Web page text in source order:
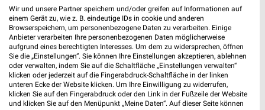
weekli - Prospekte & Angebote App
Alle EURONICS Angebote immer griffbereit – mit der
kostenlosen weekli App für iOS & Android.
✔Standortgenaue Angebote
✔Folge deinem Lieblingshändler
Wir und unsere Partner speichern und/oder greifen auf Informationen auf
einem Gerät zu, wie z. B. eindeutige IDs in cookie und anderen
Browserspeichern, um personenbezogene Daten zu verarbeiten. Einige
Anbieter verarbeiten Ihre personenbezogenen Daten möglicherweise
aufgrund eines berechtigten Interesses. Um dem zu widersprechen, öffnen
Sie die „Einstellungen“. Sie können Ihre Einstellungen akzeptieren, ablehnen
oder verwalten, indem Sie auf die Schaltfläche „Einstellungen verwalten“
klicken oder jederzeit auf die Fingerabdruck-Schaltfläche in der linken
unteren Ecke der Website klicken. Um Ihre Einwilligung zu widerrufen,
klicken Sie auf den Fingerabdruck oder den Link in der Fußzeile der Website
und klicken Sie auf den Menüpunkt „Meine Daten“. Auf dieser Seite können